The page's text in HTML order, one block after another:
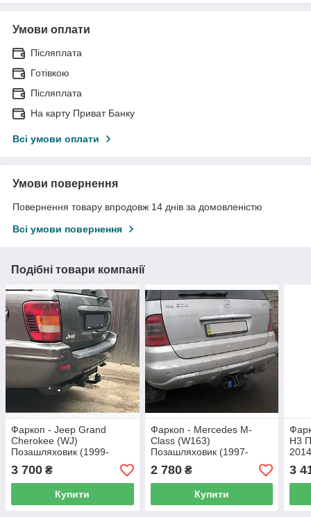
Умови оплати
Післяплата
Готівкою
Післяплата
На карту Приват Банку
Всі умови оплати
Умови повернення
Повернення товару впродовж 14 днів за домовленістю
Всі умови повернення
Подібні товари компанії
Фаркоп - Jeep Grand
Cherokee (WJ)
Позашляховик (1999-
2005) з'ємний на 2 болтах
на пластині
3 700 ₴
Купити
Фаркоп - Mercedes M-
Class (W163)
Позашляховик (1997-
2005) з'ємний на 2 болтах
2 780₴
Купити
H3
3